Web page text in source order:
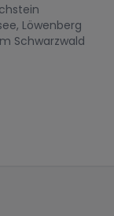
Löwenberg
Schwarzwald